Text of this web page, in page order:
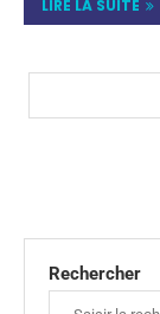
LIRE LA SUITE
Rechercher